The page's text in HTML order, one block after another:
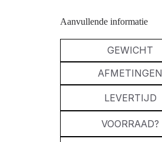
Aanvullende informatie
GEWICHT
AFMETINGEN
LEVERTIJD
VOORRAAD?